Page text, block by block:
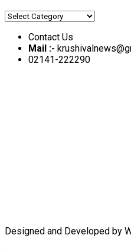
Browse
CategoryContact Us
Mail :-
02141-222290
Designed and Developed by